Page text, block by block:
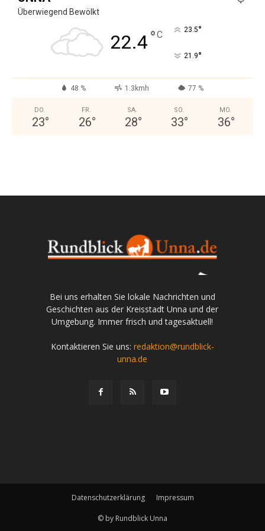
Überwiegend Bewölkt
22.4°C 23.5°
21.9°
48 % 1.3kmh 77 %
DO.
23°
FR.
26°
SA.
28°
SO.
33°
MO.
36°
Bei uns erhalten Sie lokale Nachrichten und
Geschichten aus der Kreisstadt Unna und der
Umgebung. Immer frisch und tagesaktuell!
Kontaktieren Sie uns: redaktion@rundblick-
unna.de
Datenschutzerklärung Impressum
© by Rundblick Unna